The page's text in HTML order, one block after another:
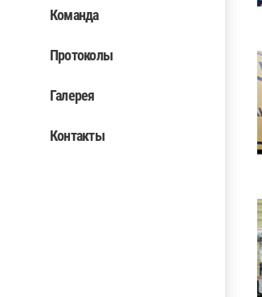
Команда
Протоколы
Галерея
Контакты